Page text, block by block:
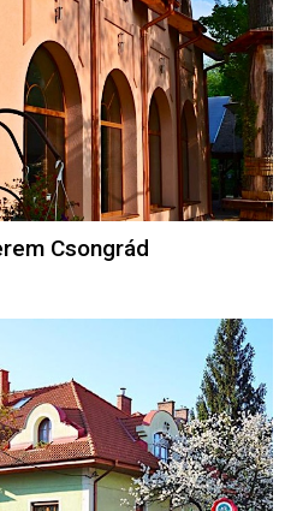
Csongrád